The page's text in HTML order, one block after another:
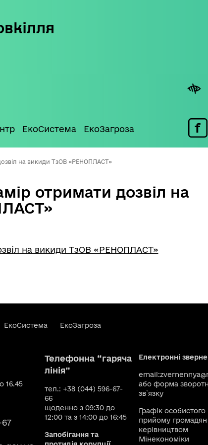
ЕкоСистема ЕкоЗагроза
на викиди ТзОВ «РЕНОПЛАСТ»
отримати дозвіл на
на викиди ТзОВ «РЕНОПЛАСТ»
ЕкоСистема ЕкоЗагроза
16.45
Телефонна “гаряча
лінія”
тел.: +38 (044) 596-67-
66
щоденно з 09:30 до
12:00 та з 14:00 до 16:45
Запобігання та
Електронні
email:
або форма
зв`язку
Графік особистого
прийому громадян
керівництвом
Мінекономіки